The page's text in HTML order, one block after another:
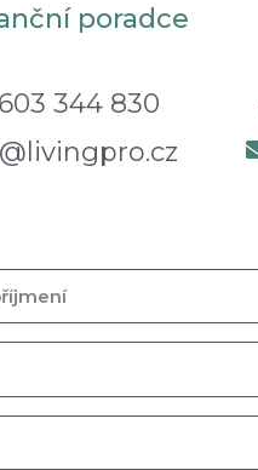
poradce
344 830